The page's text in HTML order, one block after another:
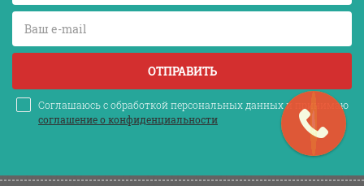
ОТПРАВИТЬ
Соглашаюсь с обработкой персональных данных и принимаю
соглашение о конфиденциальности